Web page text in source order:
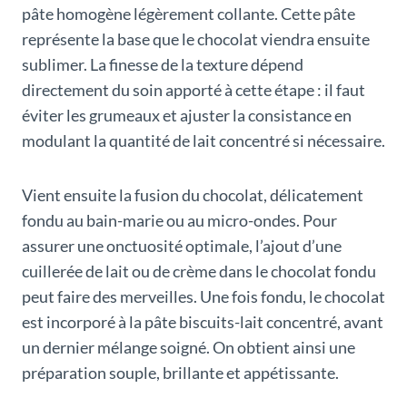
pâte homogène légèrement collante. Cette pâte
représente la base que le chocolat viendra ensuite
sublimer. La finesse de la texture dépend
directement du soin apporté à cette étape : il faut
éviter les grumeaux et ajuster la consistance en
modulant la quantité de lait concentré si nécessaire.
Vient ensuite la fusion du chocolat, délicatement
fondu au bain-marie ou au micro-ondes. Pour
assurer une onctuosité optimale, l’ajout d’une
cuillerée de lait ou de crème dans le chocolat fondu
peut faire des merveilles. Une fois fondu, le chocolat
est incorporé à la pâte biscuits-lait concentré, avant
un dernier mélange soigné. On obtient ainsi une
préparation souple, brillante et appétissante.